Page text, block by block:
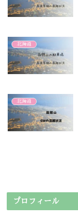
北海道
北海道
プロフィール